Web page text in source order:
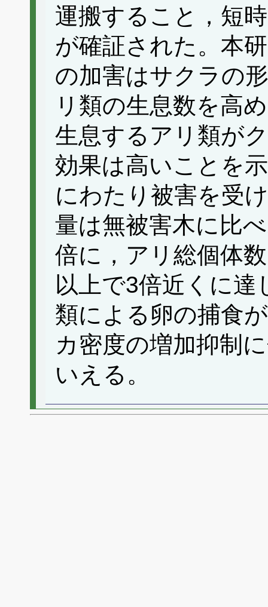
運搬すること，短
が確証された。本
の加害はサクラの
リ類の生息数を高
生息するアリ類が
効果は高いことを
にわたり被害を受
量は無被害木に比
倍に，アリ総個体
以上で3倍近くに
類による卵の捕食
カ密度の増加抑制
いえる。